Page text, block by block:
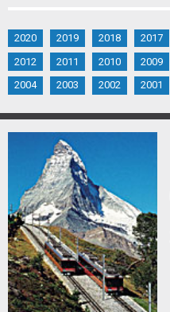
2020 2019 2018 2017
2012
2011 2010 2009
2004
2003 2002 2001